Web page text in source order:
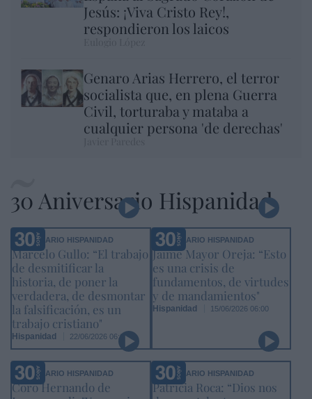
Jesús: ¡Viva Cristo Rey!,
respondieron los laicos
Genaro Arias Herrero, el terror
socialista que, en plena Guerra
Civil, torturaba y mataba a
cualquier persona 'de derechas'
30 Aniversario Hispanidad
ANIVERSARIO HISPANIDAD
Marcelo Gullo: “El trabajo
de desmitificar la
historia, de poner la
verdadera, de desmontar
la falsificación, es un
trabajo cristiano"
Hispanidad 22/06/2026 06:00
ANIVERSARIO HISPANIDAD
Jaime Mayor Oreja: “Esto
es una crisis de
fundamentos, de virtudes
y de mandamientos"
Hispanidad 15/06/2026 06:00
ANIVERSARIO HISPANIDAD
Coro Hernando de
ANIVERSARIO HISPANIDAD
Patricia Roca: “Dios nos